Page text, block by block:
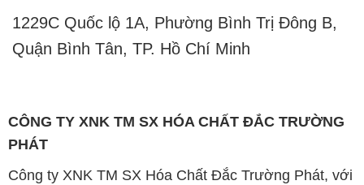
1229C Quốc lộ 1A, Phường Bình Trị Đông B,
Quận Bình Tân, TP. Hồ Chí Minh
CÔNG TY XNK TM SX HÓA CHẤT ĐẮC TRƯỜNG
PHÁT
Công ty XNK TM SX Hóa Chất Đắc Trường Phát, với